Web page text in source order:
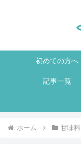
初めての方へ
記事一覧
ホーム 甘味料